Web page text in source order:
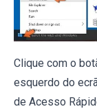
Clique com o
esquerdo do
de Acesso